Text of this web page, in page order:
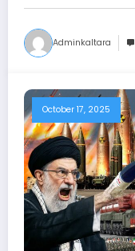
Adminkaltara
October 17, 2025